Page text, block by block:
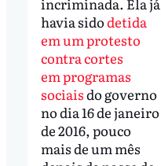
havia sidodetida
em um protesto
contra cortes
em programas
sociaisdo governo
no dia 16 de janeiro
de 2016, pouco
mais de um mês